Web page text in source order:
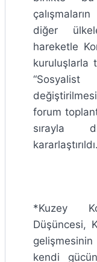
diğer
hareketle
kuruluşlarla
“Sosyalist
forum
sırayla
kararlaştırıldı.
*Kuzey
Düşüncesi,
kendi